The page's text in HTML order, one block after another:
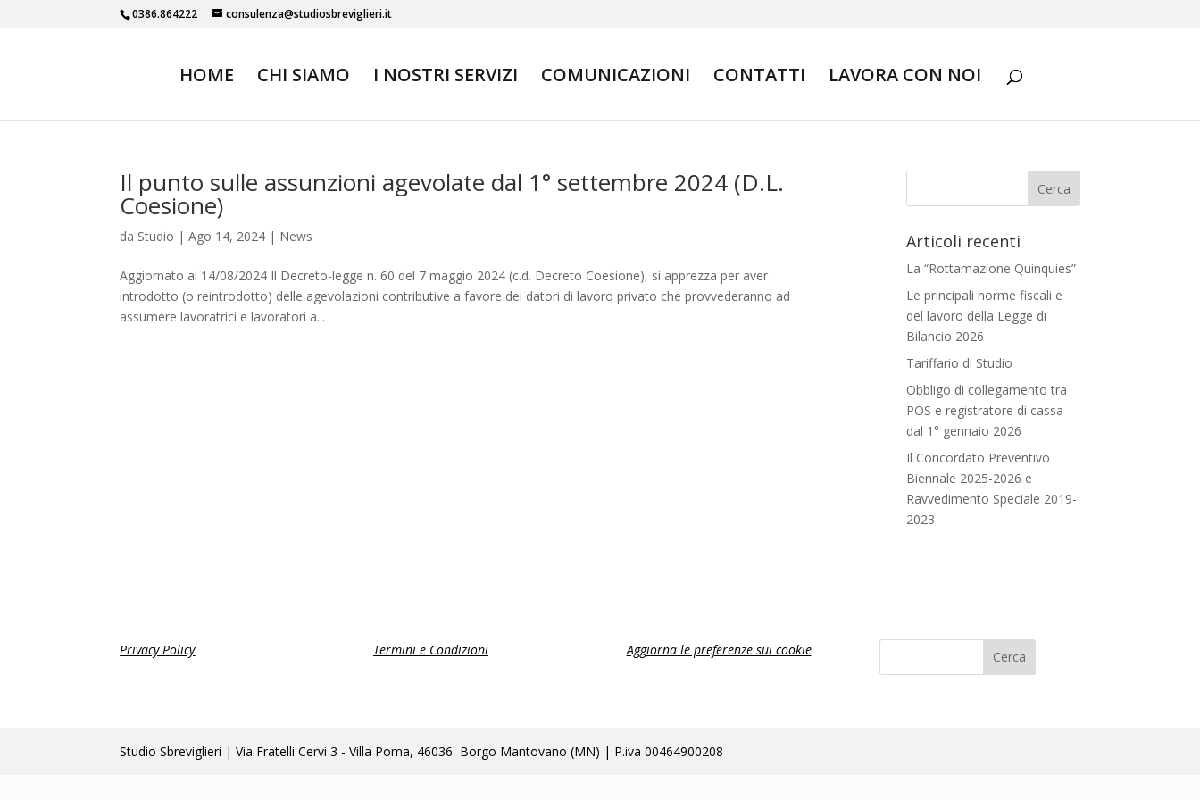
0386.864222 consulenza@studiosbreviglieri.it
HOME CHI SIAMO I NOSTRI SERVIZI COMUNICAZIONI CONTATTI LAVORA CON NOI
Il punto sulle assunzioni agevolate dal 1° settembre 2024 (D.L.
Coesione)
da Studio |Ago 14, 2024 | News
Aggiornato al 14/08/2024 Il Decreto-legge n. 60 del 7 maggio 2024 (c.d. Decreto Coesione), si apprezza per aver
introdotto (o reintrodotto) delle agevolazioni contributive a favore dei datori di lavoro privato che provvederanno ad
assumere lavoratrici e lavoratori a...
Articoli recenti
La “Rottamazione Quinquies”
Le principali norme fiscali e
del lavoro della Legge di
Bilancio 2026
Tariffario di Studio
Obbligo di collegamento tra
POS e registratore di cassa
dal 1° gennaio 2026
Il Concordato Preventivo
Biennale 2025-2026 e
Ravvedimento Speciale 2019-
2023
Privacy Policy Termini e Condizioni Aggiorna le preferenze sui cookie
Studio Sbreviglieri | Via Fratelli Cervi 3 - Villa Poma, 46036 Borgo Mantovano (MN) | P.iva 00464900208